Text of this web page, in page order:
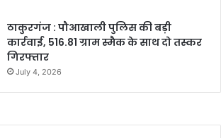
ठाकुरगंज : पौआखाली पुलिस की बड़ी
कार्रवाई, 516.81 ग्राम स्मैक के साथ दो तस्कर
गिरफ्तार
July 4, 2026